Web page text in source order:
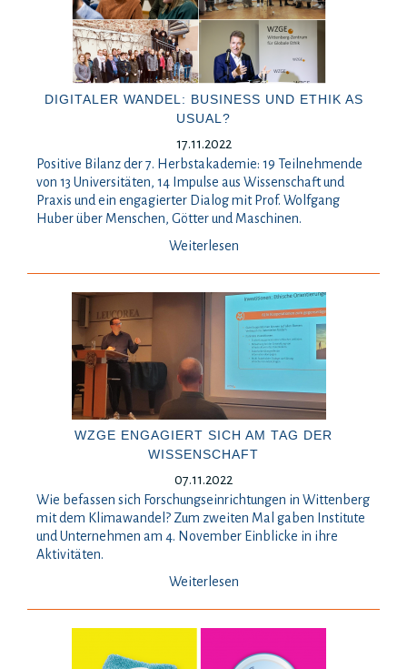
DIGITALER WANDEL: BUSINESS UND ETHIK AS
USUAL?
17.11.2022
Positive Bilanz der 7. Herbstakademie: 19 Teilnehmende
von 13 Universitäten, 14 Impulse aus Wissenschaft und
Praxis und ein engagierter Dialog mit Prof. Wolfgang
Huber über Menschen, Götter und Maschinen.
Weiterlesen
WZGE ENGAGIERT SICH AM TAG DER
WISSENSCHAFT
07.11.2022
Wie befassen sich Forschungseinrichtungen in Wittenberg
mit dem Klimawandel? Zum zweiten Mal gaben Institute
und Unternehmen am 4. November Einblicke in ihre
Aktivitäten.
Weiterlesen